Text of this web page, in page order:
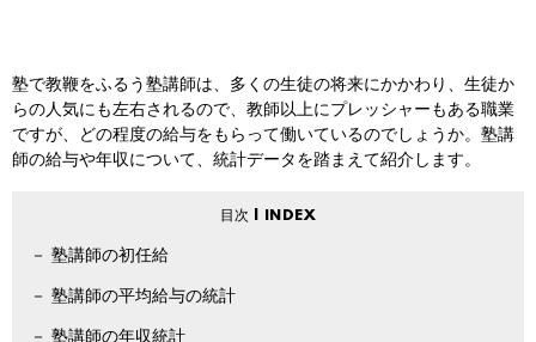
塾で教鞭をふるう塾講師は、多くの生徒の将来にかかわり、生徒か
らの人気にも左右されるので、教師以上にプレッシャーもある職業
ですが、どの程度の給与をもらって働いているのでしょうか。塾講
師の給与や年収について、統計データを踏まえて紹介します。
塾講師の初任給
塾講師の平均給与の統計
塾講師の年収統計